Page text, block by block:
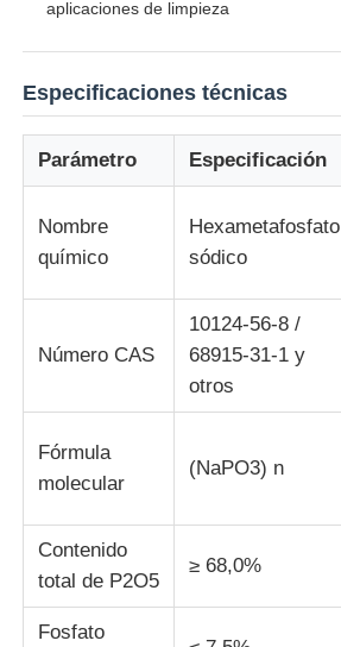
Agentes para el tratamiento del
Químico de uso diario
aplicaciones de limpieza
Especificaciones técnicas
Parámetro Especificación
Nombre
químico
Hexametafosfato
sódico
Número CAS
10124-56-8 /
68915-31-1 y
otros
Fórmula
molecular
(NaPO3) n
Contenido
total de P2O5
≥ 68,0%
Fosfato